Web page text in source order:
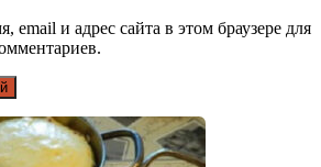
email и адрес сайта в этом браузере для